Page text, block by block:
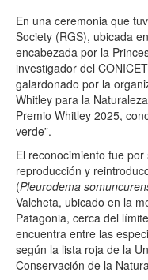
En una ceremonia que
Society (RGS), ubicada
encabezada por la
investigador del
galardonado por la
Whitley para la
Premio Whitley 2025,
verde”.
El reconocimiento fue
reproducción y
(Pleurodema
Valcheta, ubicado en la
Patagonia, cerca del
encuentra entre las
según la lista roja de la
Conservación de la